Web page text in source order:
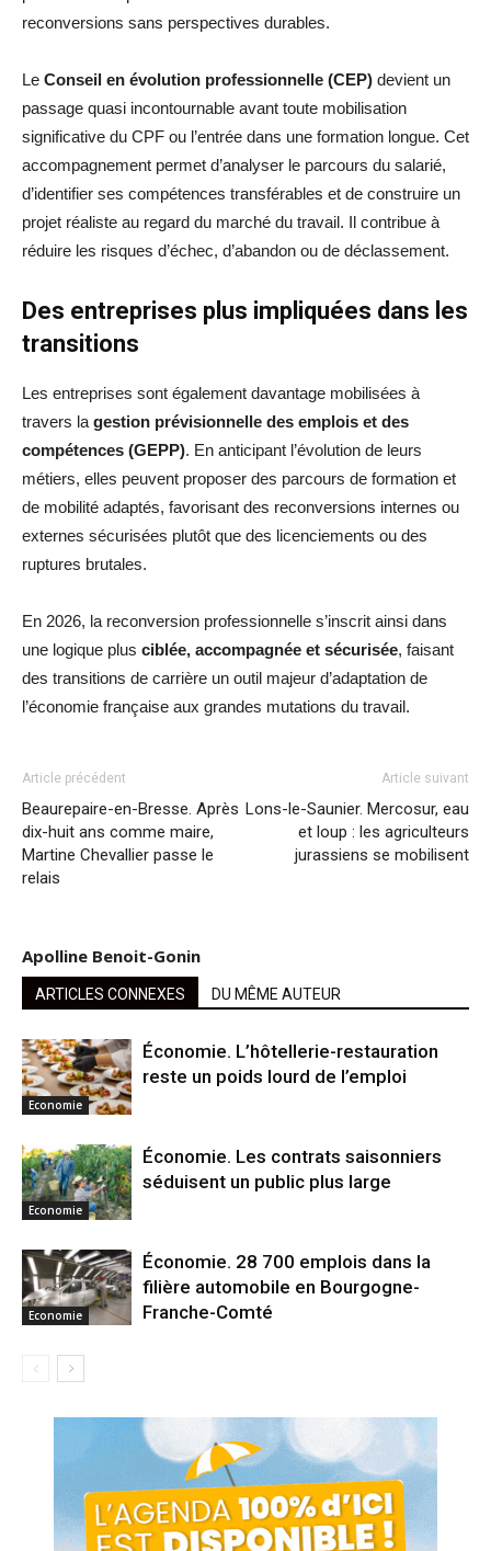
reconversions sans perspectives durables.
Le Conseil en évolution professionnelle (CEP) devient un
passage quasi incontournable avant toute mobilisation
significative du CPF ou l’entrée dans une formation longue. Cet
accompagnement permet d’analyser le parcours du salarié,
d’identifier ses compétences transférables et de construire un
projet réaliste au regard du marché du travail. Il contribue à
réduire les risques d’échec, d’abandon ou de déclassement.
Des entreprises plus impliquées dans les
transitions
Les entreprises sont également davantage mobilisées à
travers lagestion prévisionnelle des emplois et des
compétences (GEPP). En anticipant l’évolution de leurs
métiers, elles peuvent proposer des parcours de formation et
de mobilité adaptés, favorisant des reconversions internes ou
externes sécurisées plutôt que des licenciements ou des
ruptures brutales.
En 2026, la reconversion professionnelle s’inscrit ainsi dans
une logique plus ciblée, accompagnée et sécurisée, faisant
des transitions de carrière un outil majeur d’adaptation de
l’économie française aux grandes mutations du travail.
Article précédent
Beaurepaire-en-Bresse. Après
dix-huit ans comme maire,
Martine Chevallier passe le
relais
Article suivant
Lons-le-Saunier. Mercosur, eau
et loup : les agriculteurs
jurassiens se mobilisent
Apolline Benoit-Gonin
ARTICLES CONNEXES DU MÊME AUTEUR
Economie
Économie. L’hôtellerie-restauration
reste un poids lourd de l’emploi
Economie
Économie. Les contrats saisonniers
séduisent un public plus large
Economie
Économie. 28 700 emplois dans la
filière automobile en Bourgogne-
Franche-Comté